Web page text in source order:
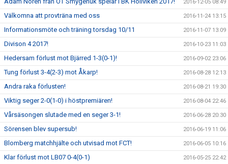
2016-12-05 08:49
Välkomna att provträna med oss 2016-11-24 13:15
Informationsmöte och träning torsdag 10/11 2016-11-07 13:09
Divison 4 2017! 2016-10-23 11:03
Hedersam förlust mot Bjärred 1-3(0-1)! 2016-09-02 23:06
Tung förlust 3-4(2-3) mot Åkarp! 2016-08-28 12:13
Andra raka förlusten! 2016-08-21 19:30
Viktig seger 2-0(1-0) i höstpremiären! 2016-08-04 22:46
Vårsäsongen slutade med en seger 3-1! 2016-06-28 20:30
Sörensen blev supersub! 2016-06-19 11:06
Blomberg matchhjälte och utvisad mot FCT! 2016-06-05 10:16
Klar förlust mot LB07 0-4(0-1) 2016-05-25 22:42